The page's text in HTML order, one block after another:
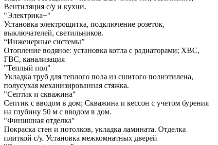
Вентиляция с/у и кухни.
"Электрика+"
Установка электрощитка, подключение розеток,
выключателей, светильников.
“Инженерные системы”
Отопление водяное: установка котла с радиаторами; ХВС,
ГВС, канализация
"Теплый пол"
Укладка труб для теплого пола из сшитого полиэтилена,
полусухая механизированная стяжка.
"Септик и скважина"
Септик с вводом в дом; Скважина и кессон с учетом бурения
на глубину 50 м с вводом в дом.
"Финишная отделка"
Покраска стен и потолков, укладка ламината. Отделка
плиткой с/у. Установка межкомнатных дверей